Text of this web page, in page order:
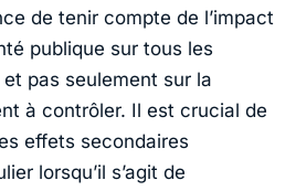
de tenir compte de l’impact
publique sur tous les
pas seulement sur la
à contrôler. Il est crucial de
effets secondaires
lorsqu’il s’agit de